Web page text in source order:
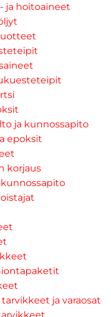
ja hoitoaineet
ja kunnossapito
epoksit
korjaus
ja varaosat